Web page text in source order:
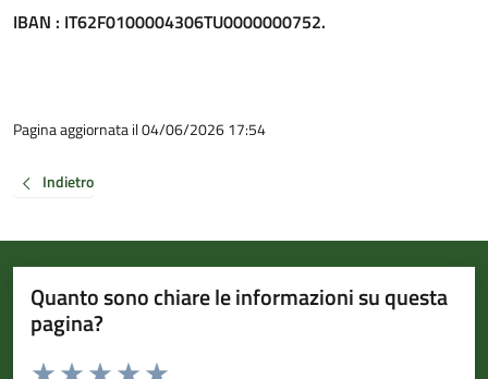
IBAN : IT62F0100004306TU0000000752.
Pagina aggiornata il 04/06/2026 17:54
Indietro
Quanto sono chiare le informazioni su questa
pagina?
Valuta da 1 a 5 stelle la pagina